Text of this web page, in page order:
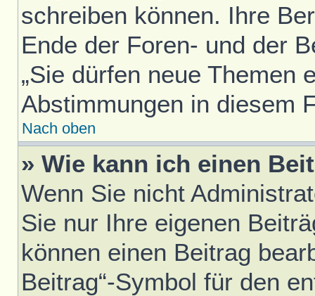
schreiben können. Ihre
Ende der Foren- und der
„Sie dürfen neue Themen
Abstimmungen in diesem
Nach oben
» Wie kann ich einen
Wenn Sie nicht
Sie nur Ihre eigenen
können einen Beitrag
Beitrag“-Symbol für den